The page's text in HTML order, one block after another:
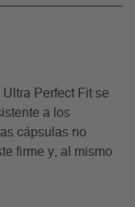
Perfect Fit se
a los
cápsulas no
firme y, al mismo